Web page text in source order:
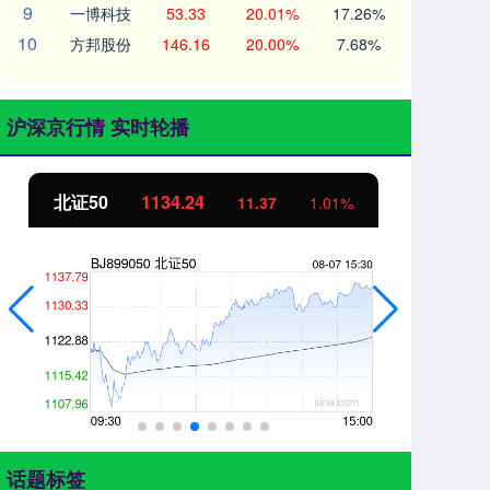
9 一博科技 53.33 20.01% 17.26%
10 方邦股份 146.16 20.00% 7.68%
沪深京行情 实时轮播
北证50 1134.24 11.37 1.01%
话题标签